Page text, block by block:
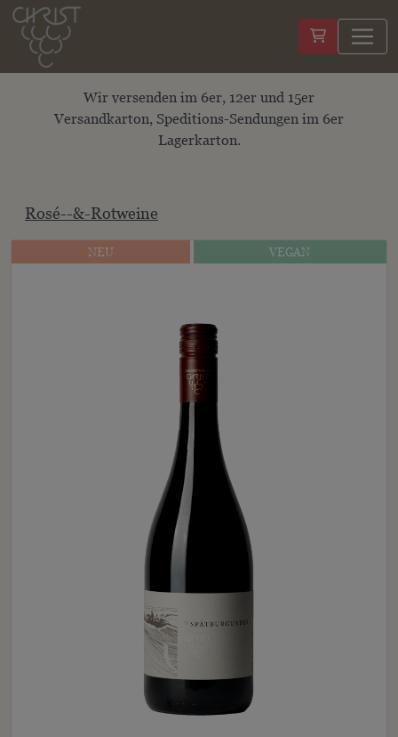
Wir versenden im 6er, 12er und 15er
Versandkarton, Speditions-Sendungen im 6er
Lagerkarton.
Rosé--&-Rotweine
NEUNEU VEGANVEGAN